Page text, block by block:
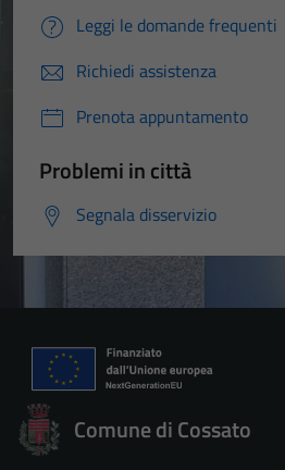
Leggi le domande frequenti
Richiedi assistenza
Prenota appuntamento
Problemi in città
Segnala disservizio
Comune di Cossato